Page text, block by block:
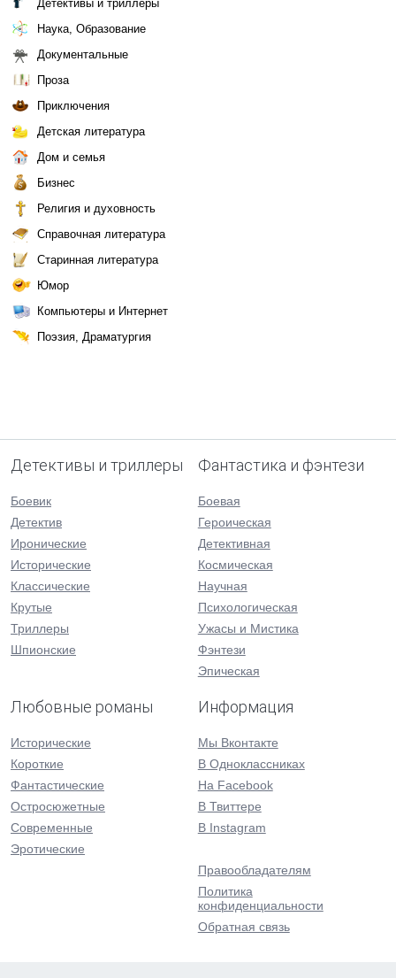
Детективы и триллеры
Наука, Образование
Документальные
Проза
Приключения
Детская литература
Дом и семья
Бизнес
Религия и духовность
Справочная литература
Старинная литература
Юмор
Компьютеры и Интернет
Поэзия, Драматургия
Детективы и триллеры
Боевик
Детектив
Иронические
Исторические
Классические
Крутые
Триллеры
Шпионские
Фантастика и фэнтези
Боевая
Героическая
Детективная
Космическая
Научная
Психологическая
Ужасы и Мистика
Фэнтези
Эпическая
Любовные романы
Исторические
Короткие
Фантастические
Остросюжетные
Современные
Эротические
Информация
Мы Вконтакте
В Одноклассниках
На Facebook
В Твиттере
В Instagram
Правообладателям
Политика
конфиденциальности
Обратная связь